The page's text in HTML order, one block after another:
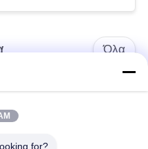
Όλα
ελατήρια αναστολής
αέρα
for?